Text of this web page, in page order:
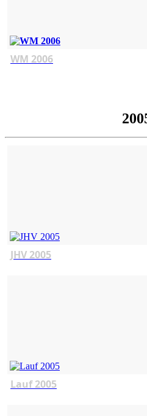
WM 2006
JHV 2005
Lauf 2005